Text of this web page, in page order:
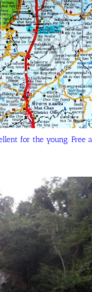
for the young. Free